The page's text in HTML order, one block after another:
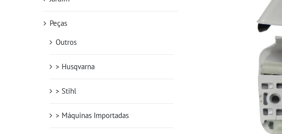
Peças
Outros
> Husqvarna
> Stihl
> Máquinas Importadas